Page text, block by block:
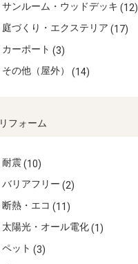
サンルーム・ウッドデッキ (12)
庭づくり・エクステリア (17)
カーポート (3)
その他（屋外）
(14)
フォーム
耐震(10)
バリアフリー (2)
断熱・エコ (11)
太陽光・オール電化(1)
ペット (3)